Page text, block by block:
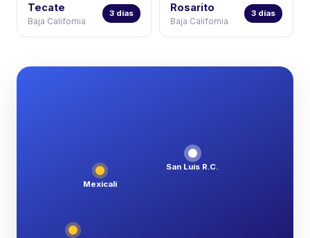
Tecate
Baja California
3 días Rosarito
Baja California
3 días
Mexicali
San Luis R.C.